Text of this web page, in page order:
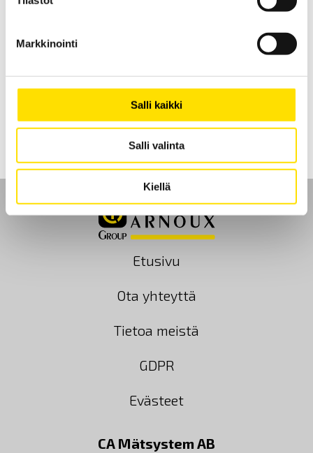
Markkinointi
Salli kaikki
Salli valinta
Kiellä
IR-termokuvauksen koulutusyksikkö.
Etusivu
Ota yhteyttä
Tietoa meistä
GDPR
Evästeet
CA Mätsystem AB